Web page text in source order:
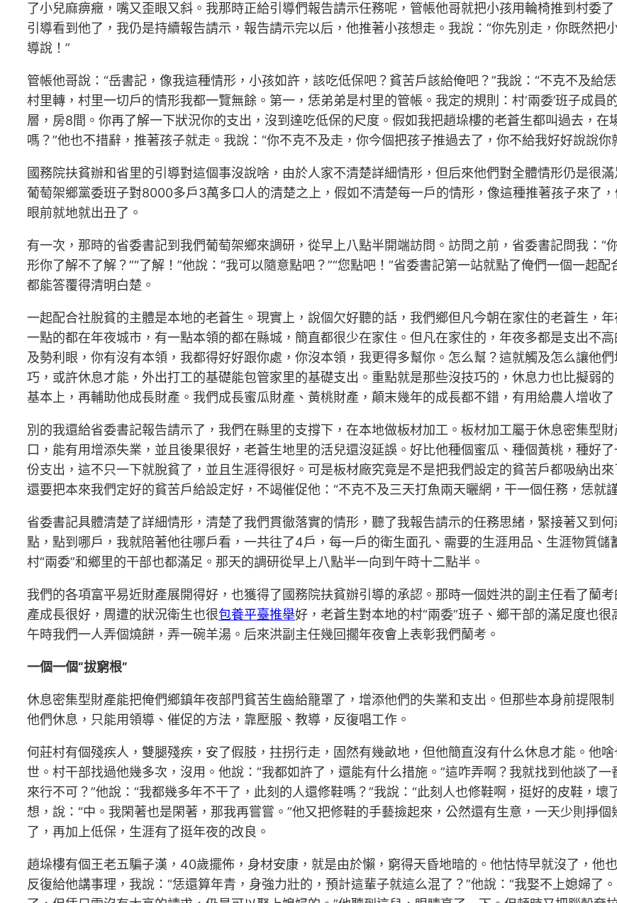
了小兒麻痹癥，嘴又歪眼又斜。我那時正給引導們報告請示任務呢，管帳他哥就把小孩用輪椅推到村委
引導看到他了，我仍是持續報告請示，報告請示完以后，他推著小孩想走。我說：“你先別走，你既然把
導說！”
管帳他哥說：“岳書記，像我這種情形，小孩如許，該吃低保吧？貧苦戶該給俺吧？”我說：“不克不及給
村里轉，村里一切戶的情形我都一覽無餘。第一，恁弟弟是村里的管帳。我定的規則：村‘兩委’班子成
層，房8間。你再了解一下狀況你的支出，沒到達吃低保的尺度。假如我把趙垛樓的老蒼生都叫過去，
嗎？”他也不措辭，推著孩子就走。我說：“你不克不及走，你今個把孩子推過去了，你不給我好好說說你
國務院扶貧辦和省里的引導對這個事沒說啥，由於人家不清楚詳細情形，但后來他們對全體情形仍是很
葡萄架鄉黨委班子對8000多戶3萬多口人的清楚之上，假如不清楚每一戶的情形，像這種推著孩子來了
眼前就地就出丑了。
有一次，那時的省委書記到我們葡萄架鄉來調研，從早上八點半開端訪問。訪問之前，省委書記問我：“
形你了解不了解？”“了解！”他說：“我可以隨意點吧？”“您點吧！”省委書記第一站就點了俺們一個一起
都能答覆得清明白楚。
一起配合社脫貧的主體是本地的老蒼生。現實上，說個欠好聽的話，我們鄉但凡今朝在家住的老蒼生，
一點的都在年夜城市，有一點本領的都在縣城，簡直都很少在家住。但凡在家住的，年夜多都是支出不
及勢利眼，你有沒有本領，我都得好好跟你處，你沒本領，我更得多幫你。怎么幫？這就觸及怎么讓他
巧，或許休息才能，外出打工的基礎能包管家里的基礎支出。重點就是那些沒技巧的，休息力也比擬弱
基本上，再輔助他成長財產。我們成長蜜瓜財產、黃桃財產，顛末幾年的成長都不錯，有用給農人增收了
別的我還給省委書記報告請示了，我們在縣里的支撐下，在本地做板材加工。板材加工屬于休息密集型
口，能有用增添失業，並且後果很好，老蒼生地里的活兒還沒延誤。好比他種個蜜瓜、種個黃桃，種好
份支出，這不只一下就脫貧了，並且生涯得很好。可是板材廠究竟是不是把我們設定的貧苦戶都吸納出
還要把本來我們定好的貧苦戶給設定好，不竭催促他：“不克不及三天打魚兩天曬網，干一個任務，恁就
省委書記具體清楚了詳細情形，清楚了我們貫徹落實的情形，聽了我報告請示的任務思緒，緊接著又到
點，點到哪戶，我就陪著他往哪戶看，一共往了4戶，每一戶的衛生面孔、需要的生涯用品、生涯物質
村“兩委”和鄉里的干部也都滿足。那天的調研從早上八點半一向到午時十二點半。
我們的各項富平易近財產展開得好，也獲得了國務院扶貧辦引導的承認。那時一個姓洪的副主任看了蘭
產成長很好，周遭的狀況衛生也很包養平臺推舉好，老蒼生對本地的村“兩委”班子、鄉干部的滿足度也
午時我們一人弄個燒餅，弄一碗羊湯。后來洪副主任幾回擱年夜會上表彰我們蘭考。
一個一個“拔窮根”
休息密集型財產能把俺們鄉鎮年夜部門貧苦生齒給籠罩了，增添他們的失業和支出。但那些本身前提限
他們休息，只能用領導、催促的方法，靠壓服、教導，反復唱工作。
何莊村有個殘疾人，雙腿殘疾，安了假肢，拄拐行走，固然有幾畝地，但他簡直沒有什么休息才能。他
世。村干部找過他幾多次，沒用。他說：“我都如許了，還能有什么措施。”這咋弄啊？我就找到他談了
來行不可？”他說：“我都幾多年不干了，此刻的人還修鞋嗎？”我說：“此刻人也修鞋啊，挺好的皮鞋，
想，說：“中。我閑著也是閑著，那我再嘗嘗。”他又把修鞋的手藝撿起來，公然還有生意，一天少則掙
了，再加上低保，生涯有了挺年夜的改良。
趙垛樓有個王老五騙子漢，40歲擺佈，身材安康，就是由於懶，窮得天昏地暗的。他怙恃早就沒了，他
反復給他講事理，我說：“恁還算年青，身強力壯的，預計這輩子就這么混了？”他說：“我娶不上媳婦了